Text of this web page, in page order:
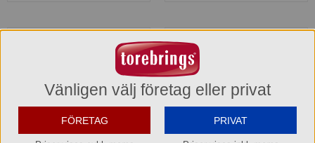
Vänligen välj företag eller privat
FÖRETAG PRIVAT